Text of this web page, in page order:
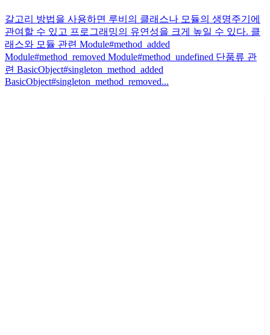
갈고리 방법을 사용하면 루비의 클래스나 모듈의 생명주기에
관여할 수 있고 프로그래밍의 유연성을 크게 높일 수 있다. 클
래스와 모듈 관련 Module#method_added
Module#method_removed Module#method_undefined 단품류 관
련 BasicObject#singleton_method_added
BasicObject#singleton_method_removed...